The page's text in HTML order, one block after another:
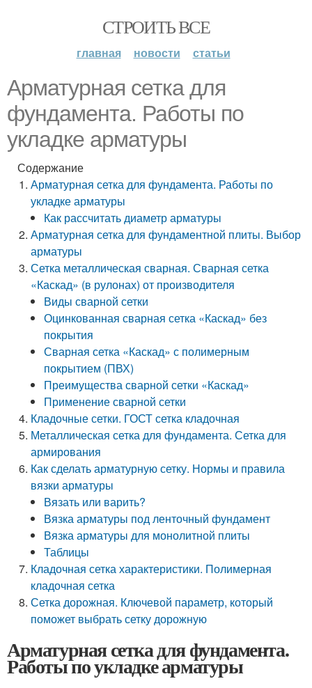
СТРОИТЬ ВСЕ
главная новости статьи
Арматурная сетка для
фундамента. Работы по
укладке арматуры
Содержание
Арматурная сетка для фундамента. Работы по
укладке арматуры
Как рассчитать диаметр арматуры
Арматурная сетка для фундаментной плиты. Выбор
арматуры
Сетка металлическая сварная. Сварная сетка
«Каскад» (в рулонах) от производителя
Виды сварной сетки
Оцинкованная сварная сетка «Каскад» без
покрытия
Сварная сетка «Каскад» с полимерным
покрытием (ПВХ)
Преимущества сварной сетки «Каскад»
Применение сварной сетки
Кладочные сетки. ГОСТ сетка кладочная
Металлическая сетка для фундамента. Сетка для
армирования
Как сделать арматурную сетку. Нормы и правила
вязки арматуры
Вязать или варить?
Вязка арматуры под ленточный фундамент
Вязка арматуры для монолитной плиты
Таблицы
Кладочная сетка характеристики. Полимерная
кладочная сетка
Сетка дорожная. Ключевой параметр, который
поможет выбрать сетку дорожную
Арматурная сетка для фундамента.
Работы по укладке арматуры